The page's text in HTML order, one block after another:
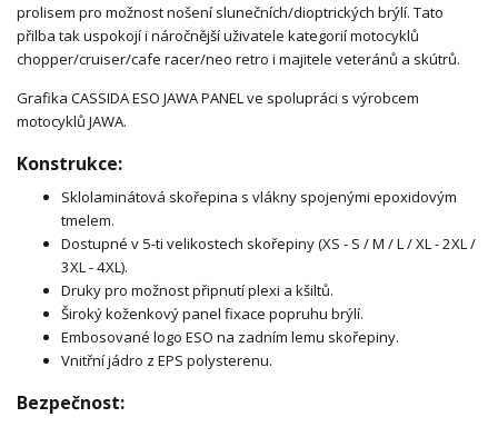
prolisem pro možnost nošení slunečních/dioptrických brýlí. Tato
přilba tak uspokojí i náročnější uživatele kategorií motocyklů
chopper/cruiser/cafe racer/neo retro i majitele veteránů a skútrů.
Grafika CASSIDA ESO JAWA PANEL ve spolupráci s výrobcem
motocyklů JAWA.
Konstrukce:
Sklolaminátová skořepina s vlákny spojenými epoxidovým
tmelem.
Dostupné v 5-ti velikostech skořepiny (XS - S / M / L / XL - 2XL /
3XL - 4XL).
Druky pro možnost připnutí plexi a kšiltů.
Široký koženkový panel fixace popruhu brýlí.
Embosované logo ESO na zadním lemu skořepiny.
Vnitřní jádro z EPS polysterenu.
Bezpečnost: